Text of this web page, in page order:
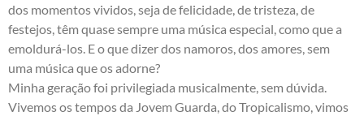
dos momentos vividos, seja de felicidade, de tristeza, de
festejos, têm quase sempre uma música especial, como que a
emoldurá-los. E o que dizer dos namoros, dos amores, sem
uma música que os adorne?
Minha geração foi privilegiada musicalmente, sem dúvida.
Vivemos os tempos da Jovem Guarda, do Tropicalismo, vimos